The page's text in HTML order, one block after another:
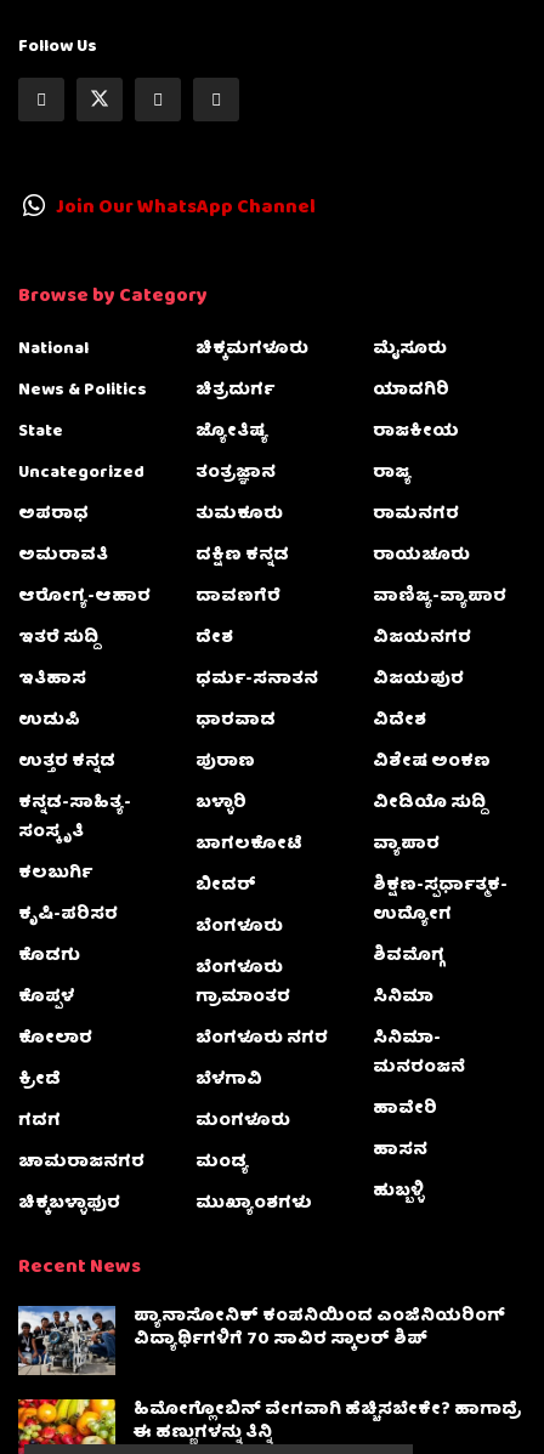
Follow Us
Join Our WhatsApp Channel
Browse by Category
National
News & Politics
State
Uncategorized
ಅಪರಾಧ
ಅಮರಾವತಿ
ಆರೋಗ್ಯ-ಆಹಾರ
ಇತರೆ ಸುದ್ದಿ
ಇತಿಹಾಸ
ಉಡುಪಿ
ಉತ್ತರ ಕನ್ನಡ
ಕನ್ನಡ-ಸಾಹಿತ್ಯ-
ಸಂಸ್ಕೃತಿ
ಕಲಬುರ್ಗಿ
ಕೃಷಿ-ಪರಿಸರ
ಕೊಡಗು
ಕೊಪ್ಪಳ
ಕೋಲಾರ
ಕ್ರೀಡೆ
ಗದಗ
ಚಾಮರಾಜನಗರ
ಚಿಕ್ಕಬಳ್ಳಾಫುರ
ಚಿಕ್ಕಮಗಳೂರು
ಚಿತ್ರದುರ್ಗ
ಜ್ಯೋತಿಷ್ಯ
ತಂತ್ರಜ್ಞಾನ
ತುಮಕೂರು
ದಕ್ಷಿಣ ಕನ್ನಡ
ದಾವಣಗೆರೆ
ದೇಶ
ಧರ್ಮ-ಸನಾತನ
ಧಾರವಾಡ
ಪುರಾಣ
ಬಳ್ಳಾರಿ
ಬಾಗಲಕೋಟೆ
ಬೀದರ್
ಬೆಂಗಳೂರು
ಬೆಂಗಳೂರು
ಗ್ರಾಮಾಂತರ
ಬೆಂಗಳೂರು ನಗರ
ಬೆಳಗಾವಿ
ಮಂಗಳೂರು
ಮಂಡ್ಯ
ಮುಖ್ಯಾಂಶಗಳು
ಮೈಸೂರು
ಯಾದಗಿರಿ
ರಾಜಕೀಯ
ರಾಜ್ಯ
ರಾಮನಗರ
ರಾಯಚೂರು
ವಾಣಿಜ್ಯ-ವ್ಯಾಪಾರ
ವಿಜಯನಗರ
ವಿಜಯಪುರ
ವಿದೇಶ
ವಿಶೇಷ ಅಂಕಣ
ವೀಡಿಯೊ ಸುದ್ದಿ
ವ್ಯಾಪಾರ
ಶಿಕ್ಷಣ-ಸ್ಪರ್ಧಾತ್ಮಕ-
ಉದ್ಯೋಗ
ಶಿವಮೊಗ್ಗ
ಸಿನಿಮಾ
ಸಿನಿಮಾ-
ಮನರಂಜನೆ
ಹಾವೇರಿ
ಹಾಸನ
ಹುಬ್ಬಳ್ಳಿ
Recent News
ಪ್ಯಾನಾಸೋನಿಕ್ ಕಂಪನಿಯಿಂದ ಎಂಜಿನಿಯರಿಂಗ್
ವಿದ್ಯಾರ್ಥಿಗಳಿಗೆ 70 ಸಾವಿರ ಸ್ಕಾಲರ್ ಶಿಪ್
ಹಿಮೋಗ್ಲೋಬಿನ್ ವೇಗವಾಗಿ ಹೆಚ್ಚಿಸಬೇಕೇ? ಹಾಗಾದ್ರೆ
ಈ ಹಣ್ಣುಗಳನ್ನು ತಿನ್ನಿ